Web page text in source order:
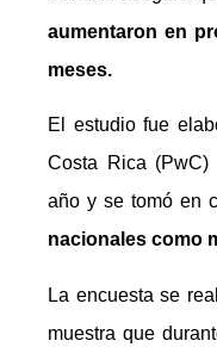
aumentaron en
meses.
El estudio fue
Costa Rica (PwC)
año y se tomó en
nacionales como
La encuesta se
muestra que